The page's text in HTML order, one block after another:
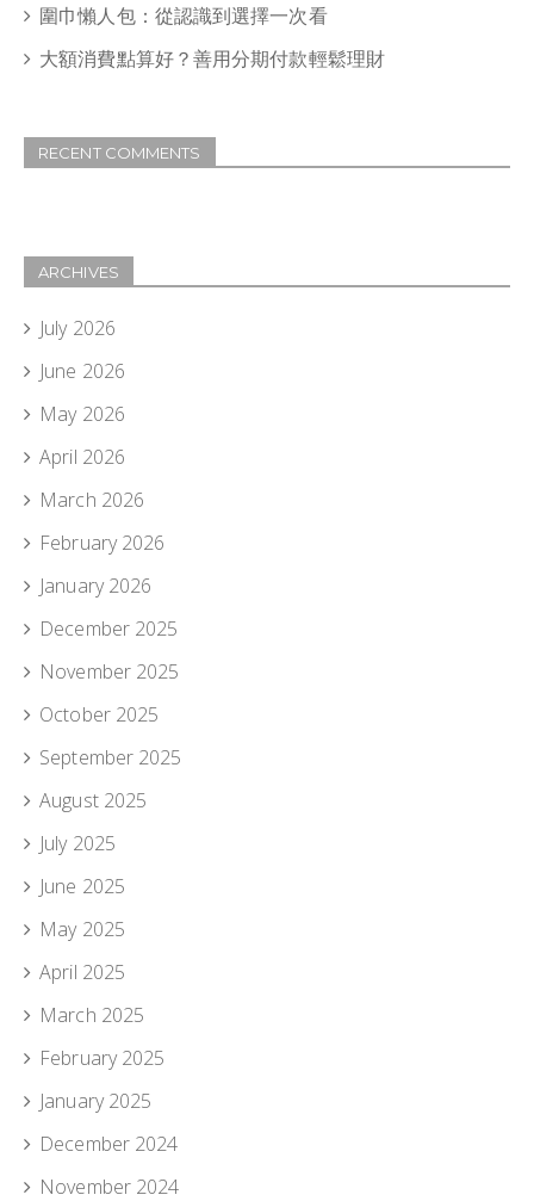
圍巾懶人包：從認識到選擇一次看
大額消費點算好？善用分期付款輕鬆理財
RECENT COMMENTS
ARCHIVES
July 2026
June 2026
May 2026
April 2026
March 2026
February 2026
January 2026
December 2025
November 2025
October 2025
September 2025
August 2025
July 2025
June 2025
May 2025
April 2025
March 2025
February 2025
January 2025
December 2024
November 2024